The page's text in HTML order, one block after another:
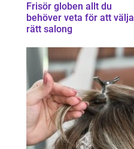
Frisör globen allt du
behöver veta för att välja
rätt salong